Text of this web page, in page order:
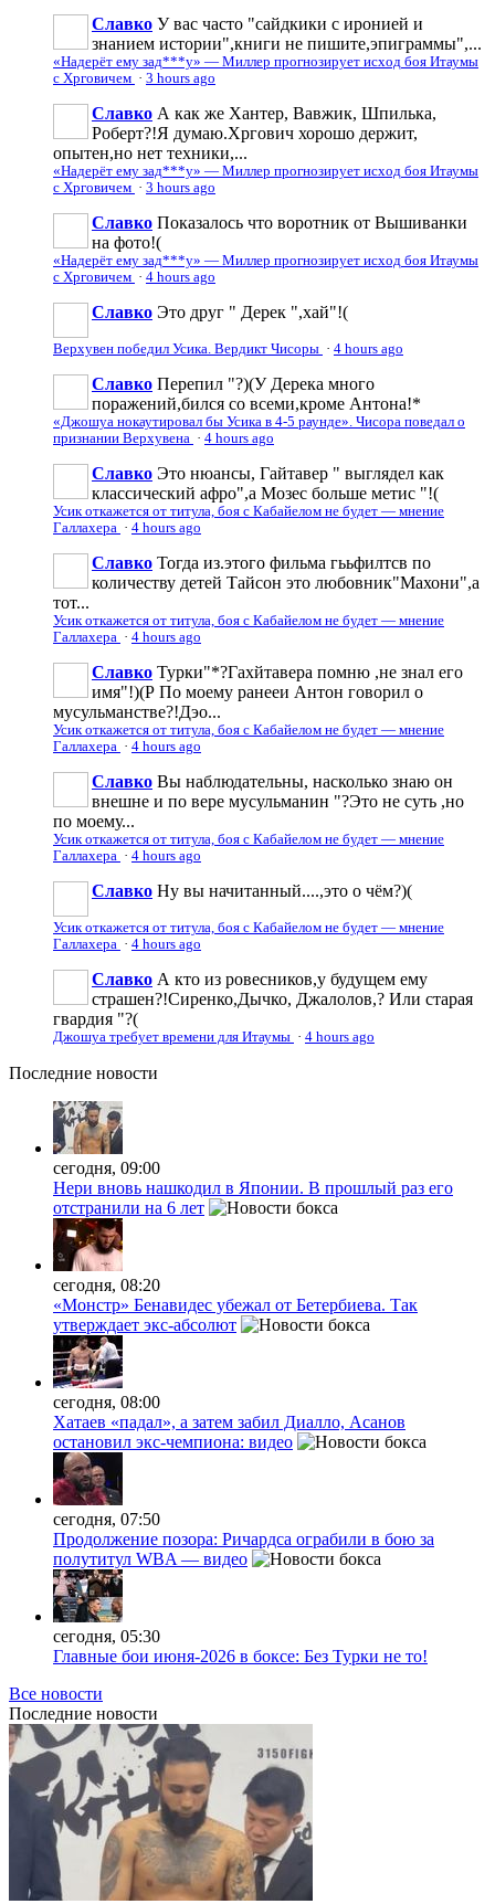
Славко У вас часто "сайдкики с иронией и
знанием истории",книги не пишите,эпиграммы",...
«Надерёт ему зад***у» — Миллер прогнозирует исход боя Итаумы
с Хрговичем · 3 hours ago
Славко А как же Хантер, Вавжик, Шпилька,
Роберт?!Я думаю.Хргович хорошо держит,
опытен,но нет техники,...
«Надерёт ему зад***у» — Миллер прогнозирует исход боя Итаумы
с Хрговичем · 3 hours ago
Славко Показалось что воротник от Вышиванки
на фото!(
«Надерёт ему зад***у» — Миллер прогнозирует исход боя Итаумы
с Хрговичем · 4 hours ago
Славко Это друг " Дерек ",хай"!(
Верхувен победил Усика. Вердикт Чисоры · 4 hours ago
Славко Перепил "?)(У Дерека много
поражений,бился со всеми,кроме Антона!*
«Джошуа нокаутировал бы Усика в 4-5 раунде». Чисора поведал о
признании Верхувена · 4 hours ago
Славко Это нюансы, Гайтавер " выглядел как
классический афро",а Мозес больше метис "!(
Усик откажется от титула, боя с Кабайелом не будет — мнение
Галлахера · 4 hours ago
Славко Тогда из.этого фильма гььфилтсв по
количеству детей Тайсон это любовник"Махони",а
тот...
Усик откажется от титула, боя с Кабайелом не будет — мнение
Галлахера · 4 hours ago
Славко Турки"*?Гахйтавера помню ,не знал его
имя"!)(Р По моему ранееи Антон говорил о
мусульманстве?!Дэо...
Усик откажется от титула, боя с Кабайелом не будет — мнение
Галлахера · 4 hours ago
Славко Вы наблюдательны, насколько знаю он
внешне и по вере мусульманин "?Это не суть ,но
по моему...
Усик откажется от титула, боя с Кабайелом не будет — мнение
Галлахера · 4 hours ago
Славко Ну вы начитанный....,это о чём?)(
Усик откажется от титула, боя с Кабайелом не будет — мнение
Галлахера · 4 hours ago
Славко А кто из ровесников,у будущем ему
страшен?!Сиренко,Дычко, Джалолов,? Или старая
гвардия "?(
Джошуа требует времени для Итаумы · 4 hours ago
Последние новости
сегодня, 09:00
Нери вновь нашкодил в Японии. В прошлый раз его
отстранили на 6 лет
сегодня, 08:20
«Монстр» Бенавидес убежал от Бетербиева. Так
утверждает экс-абсолют
сегодня, 08:00
Хатаев «падал», а затем забил Диалло, Асанов
остановил экс-чемпиона: видео
сегодня, 07:50
Продолжение позора: Ричардса ограбили в бою за
полутитул WBA — видео
сегодня, 05:30
Главные бои июня-2026 в боксе: Без Турки не то!
Все новости
Последние новости